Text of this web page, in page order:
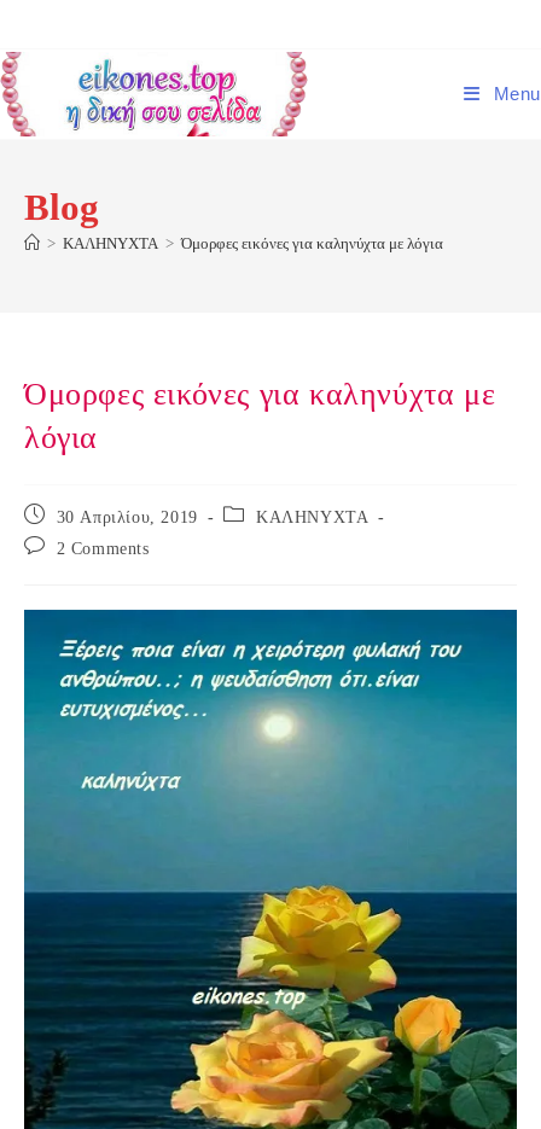
content
Menu
Blog
> ΚΑΛΗΝΥΧΤΑ > Όμορφες εικόνες για καληνύχτα με λόγια
Όμορφες εικόνες για καληνύχτα με
λόγια
Post
published:
30 Απριλίου, 2019
Post ΚΑΛΗΝΥΧΤΑ
Post
2 Comments